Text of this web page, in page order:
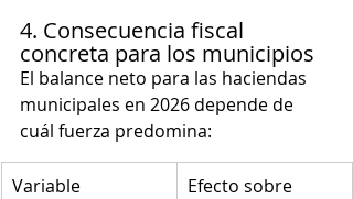
4. Consecuencia fiscal
concreta para los municipios
El balance neto para las haciendas
municipales en 2026 depende de
cuál fuerza predomina:
Variable
Efecto sobre